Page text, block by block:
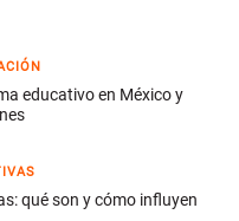
educativo en México y
qué son y cómo influyen